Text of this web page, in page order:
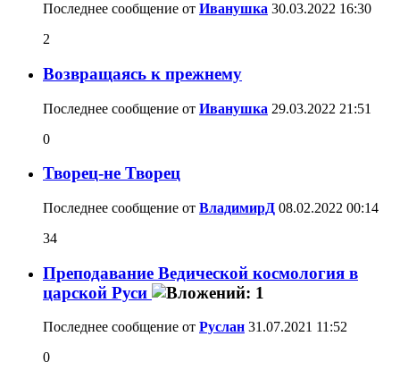
Последнее сообщение от Иванушка 30.03.2022 16:30
2
Возвращаясь к прежнему
Последнее сообщение от Иванушка 29.03.2022 21:51
0
Творец-не Творец
Последнее сообщение от ВладимирД 08.02.2022 00:14
34
Преподавание Ведической космология в
царской Руси
Последнее сообщение от Руслан 31.07.2021 11:52
0